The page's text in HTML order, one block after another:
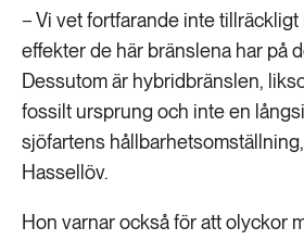
− Vi vet fortfarande inte
effekter de här bränslena har på
Dessutom är hybridbränslen,
fossilt ursprung och inte en
sjöfartens
Hassellöv.
Hon varnar också för att olyckor